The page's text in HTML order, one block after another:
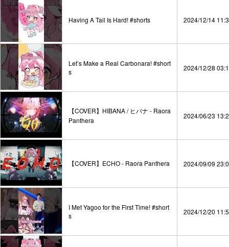
Having A Tail Is Hard! #shorts 2024/12/14
Let’s Make a Real Carbonara! #short
s
2024/12/28
【COVER】HIBANA / ヒバナ - Raora
Panthera
2024/06/23
【COVER】ECHO - Raora Panthera 2024/09/09
I Met Yagoo for the First Time! #short
s
2024/12/20